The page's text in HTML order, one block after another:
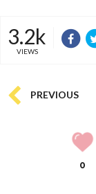
3.2k
VIEWS
PREVIOUS
0